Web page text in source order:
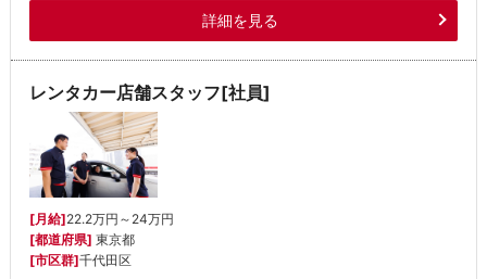
詳細を見る
レンタカー店舗スタッフ[社員]
[月給]22.2万円～24万円
[都道府県] 東京都
[市区群]千代田区